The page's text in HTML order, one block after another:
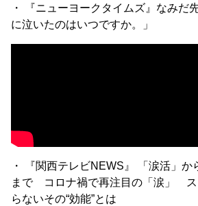
・ 『ニューヨークタイムズ』なみだ
に泣いたのはいつですか。」
・ 『関西テレビNEWS』 「涙活」か
まで コロナ禍で再注目の「涙」 ス
らないその“効能”とは